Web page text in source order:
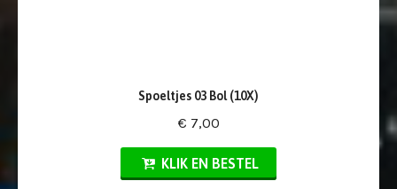
Spoeltjes 03 Bol (10X)
€ 7,00
KLIK EN BESTEL